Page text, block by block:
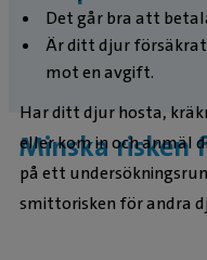
Det går bra att
Är ditt djur försäkrat
mot en avgift.
Minska risken
Har ditt djur hosta,
eller kom in och anmäl
på ett
smittorisken för andra